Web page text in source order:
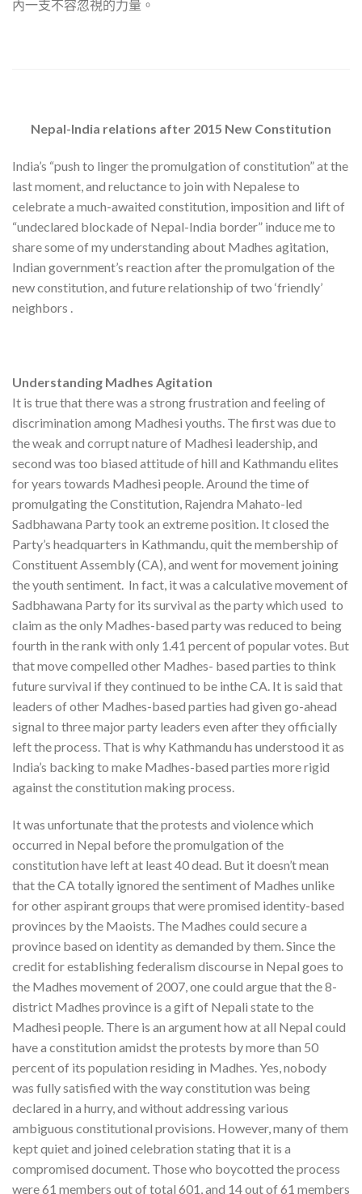
內一支不容忽視的力量。
Nepal-India relations after 2015 New Constitution
India’s “push to linger the promulgation of constitution” at the
last moment, and reluctance to join with Nepalese to
celebrate a much-awaited constitution, imposition and lift of
“undeclared blockade of Nepal-India border” induce me to
share some of my understanding about Madhes agitation,
Indian government’s reaction after the promulgation of the
new constitution, and future relationship of two ‘friendly’
neighbors .
Understanding Madhes Agitation
It is true that there was a strong frustration and feeling of
discrimination among Madhesi youths. The first was due to
the weak and corrupt nature of Madhesi leadership, and
second was too biased attitude of hill and Kathmandu elites
for years towards Madhesi people. Around the time of
promulgating the Constitution, Rajendra Mahato-led
Sadbhawana Party took an extreme position. It closed the
Party’s headquarters in Kathmandu, quit the membership of
Constituent Assembly (CA), and went for movement joining
the youth sentiment. In fact, it was a calculative movement of
Sadbhawana Party for its survival as the party which used to
claim as the only Madhes-based party was reduced to being
fourth in the rank with only 1.41 percent of popular votes. But
that move compelled other Madhes- based parties to think
future survival if they continued to be inthe CA. It is said that
leaders of other Madhes-based parties had given go-ahead
signal to three major party leaders even after they officially
left the process. That is why Kathmandu has understood it as
India’s backing to make Madhes-based parties more rigid
against the constitution making process.
It was unfortunate that the protests and violence which
occurred in Nepal before the promulgation of the
constitution have left at least 40 dead. But it doesn’t mean
that the CA totally ignored the sentiment of Madhes unlike
for other aspirant groups that were promised identity-based
provinces by the Maoists. The Madhes could secure a
province based on identity as demanded by them. Since the
credit for establishing federalism discourse in Nepal goes to
the Madhes movement of 2007, one could argue that the 8-
district Madhes province is a gift of Nepali state to the
Madhesi people. There is an argument how at all Nepal could
have a constitution amidst the protests by more than 50
percent of its population residing in Madhes. Yes, nobody
was fully satisfied with the way constitution was being
declared in a hurry, and without addressing various
ambiguous constitutional provisions. However, many of them
kept quiet and joined celebration stating that it is a
compromised document. Those who boycotted the process
were 61 members out of total 601, and 14 out of 61 members